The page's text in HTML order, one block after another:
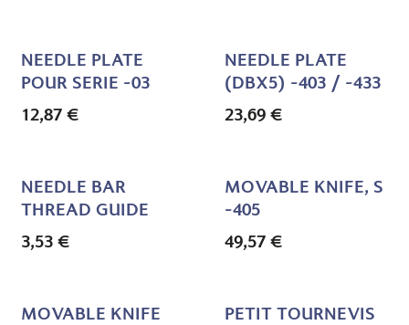
NEEDLE PLATE
POUR SERIE -03
12,87 €
NEEDLE PLATE
(DBX5) -403 / -433
23,69€
NEEDLE BAR
THREAD GUIDE
3,53 €
MOVABLE KNIFE, S
-405
49,57€
MOVABLE KNIFE
PETIT TOURNEVIS